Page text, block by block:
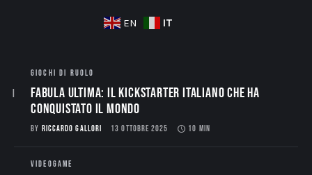
EN IT
GIOCHI DI RUOLO
Fabula Ultima: il Kickstarter italiano che ha
conquistato il mondo
BY RICCARDO GALLORI 13 OTTOBRE 2025 10 MIN
VIDEOGAME